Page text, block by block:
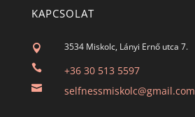
KAPCSOLAT
 3534 Miskolc, Lányi Ernő utca 7.
 +36 30 513 5597
 selfnessmiskolc@gmail.com